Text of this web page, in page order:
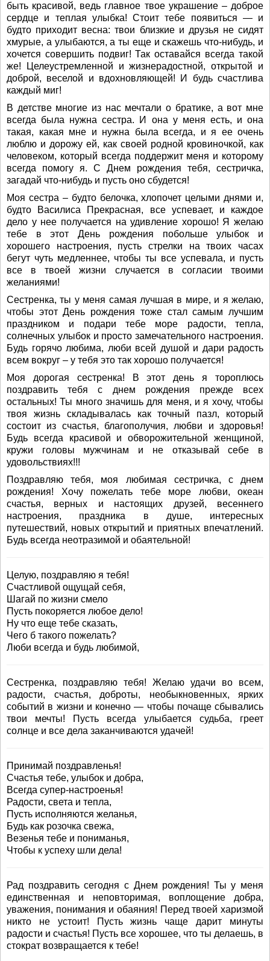
быть красивой, ведь главное твое украшение – доброе
сердце и теплая улыбка! Стоит тебе появиться — и
будто приходит весна: твои близкие и друзья не сидят
хмурые, а улыбаются, а ты еще и скажешь что-нибудь, и
хочется совершить подвиг! Так оставайся всегда такой
же! Целеустремленной и жизнерадостной, открытой и
доброй, веселой и вдохновляющей! И будь счастлива
каждый миг!
В детстве многие из нас мечтали о братике, а вот мне
всегда была нужна сестра. И она у меня есть, и она
такая, какая мне и нужна была всегда, и я ее очень
люблю и дорожу ей, как своей родной кровиночкой, как
человеком, который всегда поддержит меня и которому
всегда помогу я. С Днем рождения тебя, сестричка,
загадай что-нибудь и пусть оно сбудется!
Моя сестра – будто белочка, хлопочет целыми днями и,
будто Василиса Прекрасная, все успевает, и каждое
дело у нее получается на удивление хорошо! Я желаю
тебе в этот День рождения побольше улыбок и
хорошего настроения, пусть стрелки на твоих часах
бегут чуть медленнее, чтобы ты все успевала, и пусть
все в твоей жизни случается в согласии твоими
желаниями!
Сестренка, ты у меня самая лучшая в мире, и я желаю,
чтобы этот День рождения тоже стал самым лучшим
праздником и подари тебе море радости, тепла,
солнечных улыбок и просто замечательного настроения.
Будь горячо любима, люби всей душой и дари радость
всем вокруг – у тебя это так хорошо получается!
Моя дорогая сестренка! В этот день я тороплюсь
поздравить тебя с днем рождения прежде всех
остальных! Ты много значишь для меня, и я хочу, чтобы
твоя жизнь складывалась как точный пазл, который
состоит из счастья, благополучия, любви и здоровья!
Будь всегда красивой и обворожительной женщиной,
кружи головы мужчинам и не отказывай себе в
удовольствиях!!!
Поздравляю тебя, моя любимая сестричка, с днем
рождения! Хочу пожелать тебе море любви, океан
счастья, верных и настоящих друзей, весеннего
настроения, праздника в душе, интересных
путешествий, новых открытий и приятных впечатлений.
Будь всегда неотразимой и обаятельной!
Целую, поздравляю я тебя!
Счастливой ощущай себя,
Шагай по жизни смело
Пусть покоряется любое дело!
Ну что еще тебе сказать,
Чего б такого пожелать?
Люби всегда и будь любимой,
Сестренка, поздравляю тебя! Желаю удачи во всем,
радости, счастья, доброты, необыкновенных, ярких
событий в жизни и конечно — чтобы почаще сбывались
твои мечты! Пусть всегда улыбается судьба, греет
солнце и все дела заканчиваются удачей!
Принимай поздравленья!
Счастья тебе, улыбок и добра,
Всегда супер-настроенья!
Радости, света и тепла,
Пусть исполняются желанья,
Будь как розочка свежа,
Везенья тебе и пониманья,
Чтобы к успеху шли дела!
Рад поздравить сегодня с Днем рождения! Ты у меня
единственная и неповторимая, воплощение добра,
уважения, понимания и обаяния! Перед твоей харизмой
никто не устоит! Пусть жизнь чаще дарит минуты
радости и счастья! Пусть все хорошее, что ты делаешь, в
стократ возвращается к тебе!